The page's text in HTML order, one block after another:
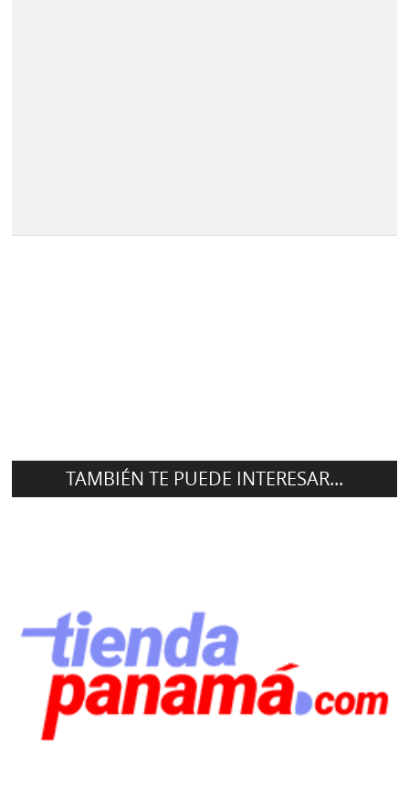
TAMBIÉN TE PUEDE INTERESAR...